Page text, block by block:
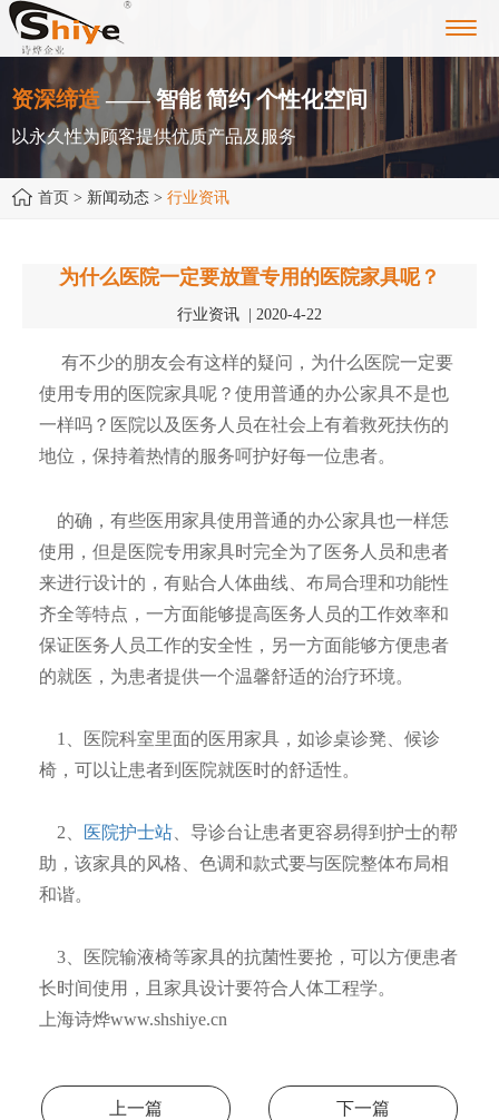
资深缔造 —— 智能 简约 个性化空间
以永久性为顾客提供优质产品及服务
首页 > 新闻动态 > 行业资讯
为什么医院一定要放置专用的医院家具呢？
行业资讯 | 2020-4-22
有不少的朋友会有这样的疑问，为什么医院一定要
使用专用的医院家具呢？使用普通的办公家具不是也
一样吗？医院以及医务人员在社会上有着救死扶伤的
地位，保持着热情的服务呵护好每一位患者。
的确，有些医用家具使用普通的办公家具也一样恁
使用，但是医院专用家具时完全为了医务人员和患者
来进行设计的，有贴合人体曲线、布局合理和功能性
齐全等特点，一方面能够提高医务人员的工作效率和
保证医务人员工作的安全性，另一方面能够方便患者
的就医，为患者提供一个温馨舒适的治疗环境。
1、医院科室里面的医用家具，如诊桌诊凳、候诊
椅，可以让患者到医院就医时的舒适性。
2、 医院护士站 、导诊台让患者更容易得到护士的帮
助，该家具的风格、色调和款式要与医院整体布局相
和谐。
3、医院输液椅等家具的抗菌性要抢，可以方便患者
长时间使用，且家具设计要符合人体工程学。
上海诗烨www.shshiye.cn
上一篇 下一篇